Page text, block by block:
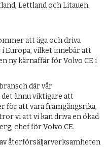
Lettland och Litauen.
att äga och driva
Europa, vilket innebär att
ny kärnaffär för Volvo CE i
där vår
ännu viktigare att
för att vara framgångsrika,
vi att vi kan driva en ökad
chef för Volvo CE.
återförsäljarverksamheten